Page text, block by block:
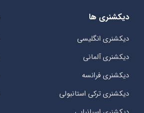
دیکشنری ها
دیکشنری انگلیسی
دیکشنری آلمانی
دیکشنری فرانسه
دیکشنری ترکی استانبولی